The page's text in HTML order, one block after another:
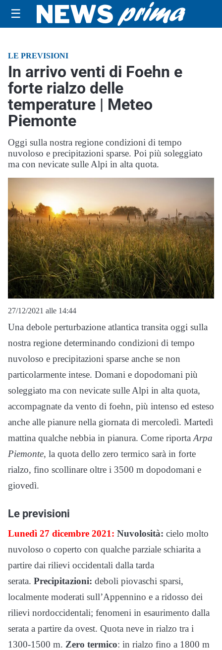
☰
LE PREVISIONI
In arrivo venti di Foehn e
forte rialzo delle
temperature | Meteo
Piemonte
Oggi sulla nostra regione condizioni di tempo
nuvoloso e precipitazioni sparse. Poi più soleggiato
ma con nevicate sulle Alpi in alta quota.
27/12/2021 alle 14:44
Una debole perturbazione atlantica transita oggi sulla
nostra regione determinando condizioni di tempo
nuvoloso e precipitazioni sparse anche se non
particolarmente intese. Domani e dopodomani più
soleggiato ma con nevicate sulle Alpi in alta quota,
accompagnate da vento di foehn, più intenso ed esteso
anche alle pianure nella giornata di mercoledì. Martedì
mattina qualche nebbia in pianura. Come riporta Arpa
Piemonte, la quota dello zero termico sarà in forte
rialzo, fino scollinare oltre i 3500 m dopodomani e
giovedì.
Le previsioni
Lunedì 27 dicembre 2021: Nuvolosità: cielo molto
nuvoloso o coperto con qualche parziale schiarita a
partire dai rilievi occidentali dalla tarda
serata. Precipitazioni: deboli piovaschi sparsi,
localmente moderati sull’Appennino e a ridosso dei
rilievi nordoccidentali; fenomeni in esaurimento dalla
serata a partire da ovest. Quota neve in rialzo tra i
1300-1500 m. Zero termico: in rialzo fino a 1800 m